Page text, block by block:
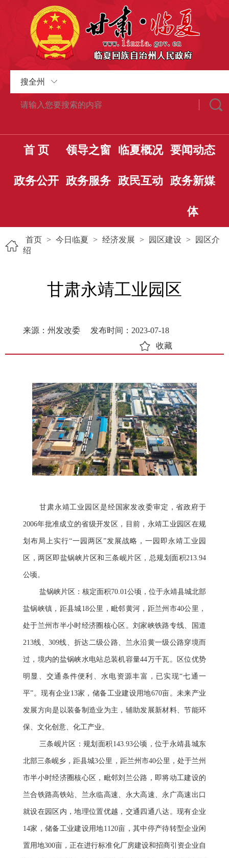
搜全州
首 页 领导之窗 临夏概况 要闻动态
政务公开 政务服务 政民互动 政务新媒
体
首页 > 今日临夏 > 经济发展 > 园区建设 >
园区介
绍
甘肃永靖工业园区
来源：州发改委
发布时间：2023-07-18
收藏
甘肃永靖工业园区是经国家发改委审定，省政府于
2006年批准成立的省级开发区，目前，永靖工业园区在规
划布局上实行“一园两区”发展战略，一园即永靖工业园
区，两区即盐锅峡片区和三条岘片区，总规划面积213.94
公顷。
盐锅峡片区：核定面积70.01公顷，位于永靖县城北部
盐锅峡镇，距县城18公里，毗邻黄河，距兰州市40公里，
处于兰州市半小时经济圈核心区。刘家峡铁路专线、国道
213线、309线、折达二级公路、兰永沿黄一级公路穿境而
过，境内的盐锅峡水电站总装机容量44万千瓦。区位优势
明显、交通条件便利、水电资源丰富，已实现“七通一
平”。现有企业13家，储备工业建设用地670亩。未来产业
发展方向是以装备制造业为主，辅助发展新材料、节能环
保、文化创意、化工产业。
三条岘片区：规划面积143.93公顷，位于永靖县城东
北部三条岘乡，距县城3公里，距兰州市40公里，处于兰州
市半小时经济圈核心区，毗邻刘兰公路，即将动工建设的
兰合铁路高铁站、兰永临高速、永大高速、永广高速出口
就设在园区内，地理位置优越，交通四通八达。现有企业
14家，储备工业建设用地1120亩，其中停产待转型企业闲
置用地300亩，正在进行标准化厂房建设和招商引资企业自